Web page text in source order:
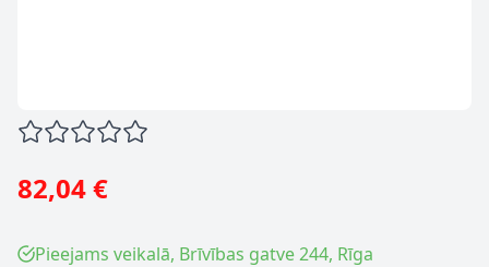
82,04 €
Pieejams veikalā, Brīvības gatve 244, Rīga